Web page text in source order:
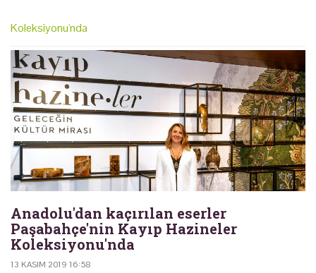
Koleksiyonu'nda
Anadolu'dan kaçırılan eserler
Paşabahçe'nin Kayıp Hazineler
Koleksiyonu'nda
13 KASIM 2019 16:58